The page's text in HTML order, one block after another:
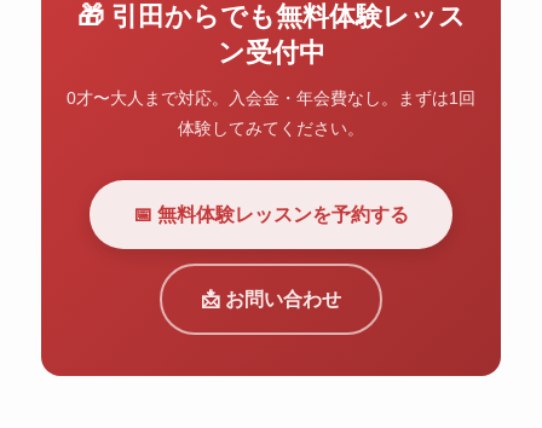
🎁 引田からでも無料体験レッス
ン受付中
0才〜大人まで対応。入会金・年会費なし。まずは1回
体験してみてください。
📅 無料体験レッスンを予約する
📩 お問い合わせ